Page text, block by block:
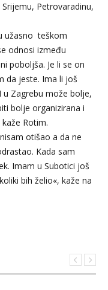
Petrovaradinu,
užasno teškom
odnosi između
poboljša. Je li se on
da jeste. Ima li još
u Zagrebu može bolje,
bolje organizirana i
Rotim.
otišao a da ne
Kada sam
Imam u Subotici još
bih želio«, kaže na